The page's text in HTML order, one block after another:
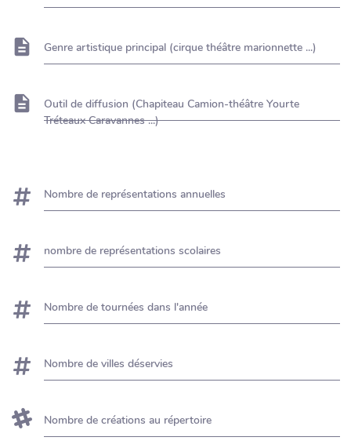
Genre artistique principal (cirque théâtre marionnette ...)
Outil de diffusion (Chapiteau Camion-théâtre Yourte
Tréteaux Caravannes ...)
Nombre de représentations annuelles
nombre de représentations scolaires
Nombre de tournées dans l'année
Nombre de villes déservies
Nombre de créations au répertoire